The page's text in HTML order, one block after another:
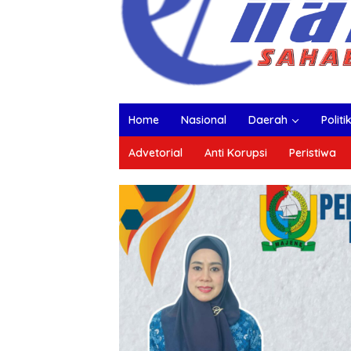
Home Nasional Daerah Politik
Advetorial Anti Korupsi Peristiwa